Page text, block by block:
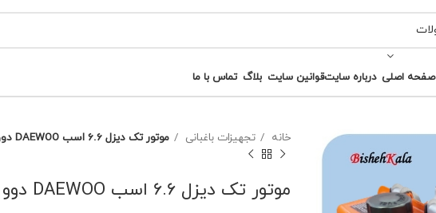
صفحه اصلی درباره سایتقوانین سایت بلاگ تماس با ما
خانه تجهیزات باغبانی موتور تک دیزل 6.6 اسب DAEWOO دوو کد(2)
موتور تک دیزل 6.6 اسب DAEWOO دوو کد(2)